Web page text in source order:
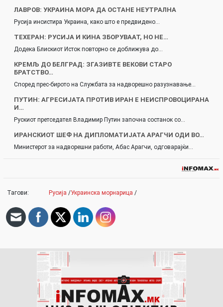
ЛАВРОВ: УКРАИНА МОРА ДА ОСТАНЕ НЕУТРАЛНА
Русија инсистира Украина, како што е предвидено…
ТЕХЕРАН: РУСИЈА И КИНА ЗБОРУВААТ, НО НЕ…
Додека Блискиот Исток повторно се доближува до…
КРЕМЉ ДО БЕЛГРАД: ЗГАЗИВТЕ ВЕКОВИ СТАРО
БРАТСТВО…
Според прес-бирото на Службата за надворешно разузнавање…
ПУТИН: АГРЕСИЈАТА ПРОТИВ ИРАН Е НЕИСПРОВОЦИРАНА
И…
Рускиот претседател Владимир Путин започна состанок со…
ИРАНСКИОТ ШЕФ НА ДИПЛОМАТИЈАТА АРАГЧИ ОДИ ВО…
Министерот за надворешни работи, Абас Арагчи, одговарајќи…
Тагови: Русија /Украинска морнарица /